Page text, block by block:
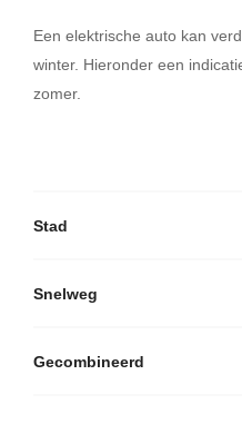
Een elektrische auto kan
winter. Hieronder een
zomer.
Stad
Snelweg
Gecombineerd